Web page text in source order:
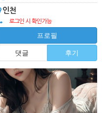
인천
로그인 시 확인가능
프로필
댓글 후기